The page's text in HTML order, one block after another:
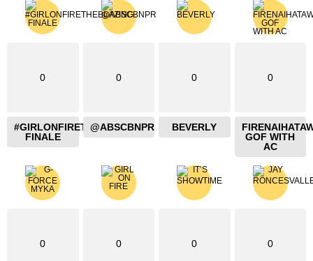
0
#GIRLONFIRETHEBLAZING
FINALE
0
@ABSCBNPR
0
BEVERLY
0
GOF WITH
AC
0 0 0 0